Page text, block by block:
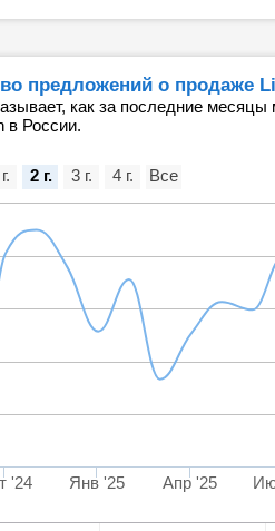
предложений о продаже
как за последние
в России.
'24 Янв '25 Апр '25
2 г. 3 г. 4 г. Все